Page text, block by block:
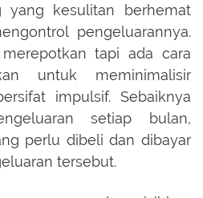
yang kesulitan berhemat
pengeluarannya.
tapi ada cara
untuk meminimalisir
impulsif. Sebaiknya
setiap bulan,
perlu dibeli dan dibayar
tersebut.